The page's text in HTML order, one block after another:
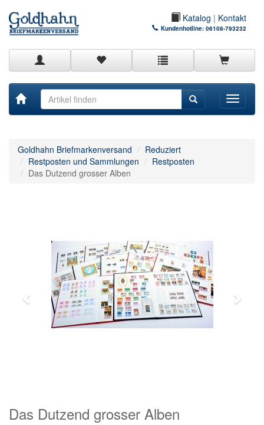
Katalog | Kontakt
Kundenhotline: 06108-793232
Toggle
Goldhahn Briefmarkenversand
Reduziert
Restposten und Sammlungen
Restposten
Das Dutzend grosser Alben
Das Dutzend grosser Alben